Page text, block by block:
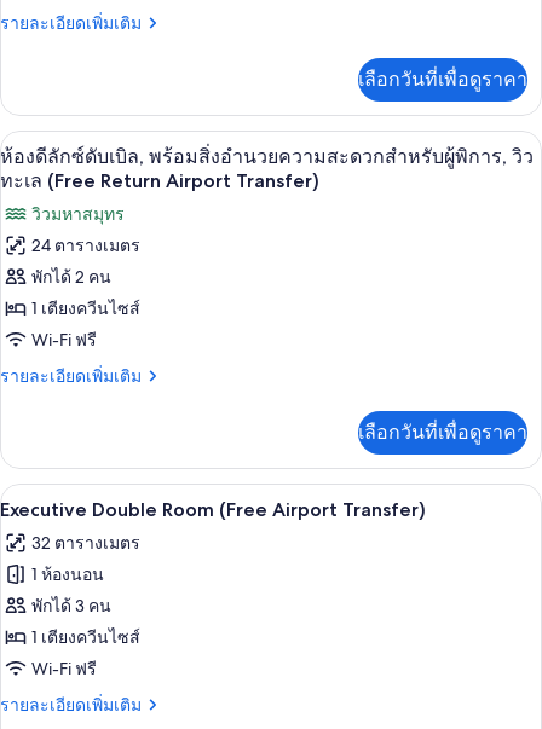
สะดวก
สำหรับ
ผู้
พิการ,
วิว
ทะเล
(Free
Return
Airport
รายละเอียดเพิ่มเติม
ราย
เกี่ยว
กับ
ห้อง
สวี
พร้อม
สิ่ง
อำนวย
ความ
สะดวก
พิการ,
Return
Airport
Transfer)
เลือกวันที่เพื่อดูราคา
เปิด
ภาพถ่าย
ทั้งหมด
ของ
ห้อง
ดี
พร้อม
สิ่ง
อำนวย
ความ
สะดวก
สำหรับ
ผู้
พิการ,
ห้องดีลักซ์ดับเบิล, พร้อมสิ่งอำนวยควา
7
ห้องดีลักซ์ดับเบิล, พร้อมสิ่งอำนวยความสะดวกสำหรับผู้พิการ, วิว
ทะเล (Free Return Airport Transfer)
วิวมหาสมุทร
24 ตารางเมตร
พักได้ 2 คน
1 เตียงควีนไซส์
Wi-Fi ฟรี
รายละเอียดเพิ่มเติม
ราย
เกี่ยว
กับ
ห้อง
ลัก
ซ์
ดับเบิล,
พร้อม
สิ่ง
อำนวย
ความ
สะดวก
เลือกวันที่เพื่อดูราคา
เปิด
ภาพถ่าย
ทั้งหมด
ของ
Executive
Double
Room
(Free
มินิบาร์, ตู้นิรภัยในห้องพัก, โต๊ะทำงาน,
7
Executive Double Room (Free Airport Transfer)
32 ตารางเมตร
1 ห้องนอน
พักได้ 3 คน
1 เตียงควีนไซส์
Wi-Fi ฟรี
รายละเอียดเพิ่มเติม
ราย